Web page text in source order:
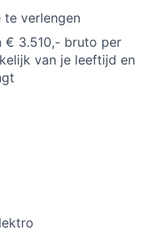
te verlengen
€ 3.510,- bruto per
van je leeftijd en